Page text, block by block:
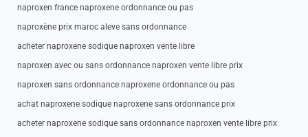
naproxen france naproxene ordonnance ou pas
naproxène prix maroc aleve sans ordonnance
acheter naproxene sodique naproxen vente libre
naproxen avec ou sans ordonnance naproxen vente libre prix
naproxen sans ordonnance naproxene ordonnance ou pas
achat naproxene sodique naproxene sans ordonnance prix
acheter naproxene sodique sans ordonnance naproxen vente libre prix